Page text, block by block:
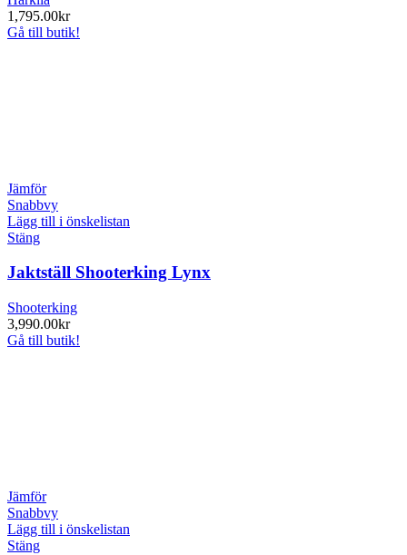
1,795.00kr
Gå till butik!
Jämför
Snabbvy
Lägg till i önskelistan
Stäng
Jaktställ Shooterking Lynx
Shooterking
3,990.00kr
Gå till butik!
Jämför
Snabbvy
Lägg till i önskelistan
Stäng